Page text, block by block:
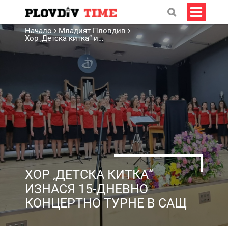
Начало Младият Пловдив
Хор ‚Детска китка“ изнася 15-дневно концертно турне в САЩ
ХОР ‚ДЕТСКА КИТКА“
ИЗНАСЯ 15-ДНЕВНО
КОНЦЕРТНО ТУРНЕ В САЩ